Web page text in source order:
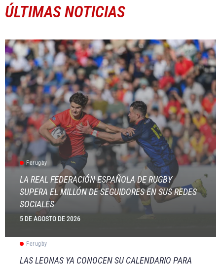
ÚLTIMAS NOTICIAS
Ferugby
LA REAL FEDERACIÓN ESPAÑOLA DE RUGBY
SUPERA EL MILLÓN DE SEGUIDORES EN SUS REDES
SOCIALES
5 DE AGOSTO DE 2026
Ferugby
LAS LEONAS YA CONOCEN SU CALENDARIO PARA